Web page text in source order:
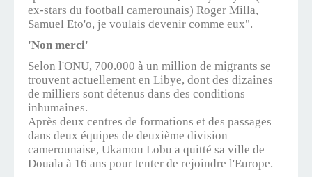
ex-stars du football camerounais) Roger Milla,
Samuel Eto'o, je voulais devenir comme eux".
'Non merci'
Selon l'ONU, 700.000 à un million de migrants se
trouvent actuellement en Libye, dont des dizaines
de milliers sont détenus dans des conditions
inhumaines.
Après deux centres de formations et des passages
dans deux équipes de deuxième division
camerounaise, Ukamou Lobu a quitté sa ville de
Douala à 16 ans pour tenter de rejoindre l'Europe.